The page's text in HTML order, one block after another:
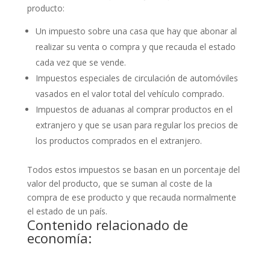
producto:
Un impuesto sobre una casa que hay que abonar al
realizar su venta o compra y que recauda el estado
cada vez que se vende.
Impuestos especiales de circulación de automóviles
vasados en el valor total del vehículo comprado.
Impuestos de aduanas al comprar productos en el
extranjero y que se usan para regular los precios de
los productos comprados en el extranjero.
Todos estos impuestos se basan en un porcentaje del
valor del producto, que se suman al coste de la
compra de ese producto y que recauda normalmente
el estado de un país.
Contenido relacionado de
economía: